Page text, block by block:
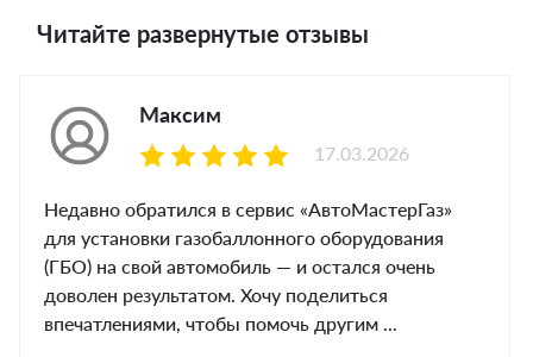
Читайте развернутые отзывы
Максим
Недавно обратился в сервис «АвтоМастерГаз»
для установки газобаллонного оборудования
(ГБО) на свой автомобиль — и остался очень
доволен результатом. Хочу поделиться
впечатлениями, чтобы помочь другим ...
17.03.2026